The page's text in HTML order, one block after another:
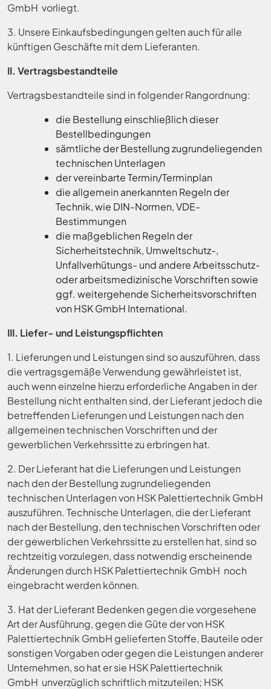
GmbH vorliegt.
3. Unsere Einkaufsbedingungen gelten auch für alle
künftigen Geschäfte mit dem Lieferanten.
II. Vertragsbestandteile
Vertragsbestandteile sind in folgender Rangordnung:
die Bestellung einschließlich dieser
Bestellbedingungen
sämtliche der Bestellung zugrundeliegenden
technischen Unterlagen
der vereinbarte Termin/Terminplan
die allgemein anerkannten Regeln der
Technik, wie DIN-Normen, VDE-
Bestimmungen
die maßgeblichen Regeln der
Sicherheitstechnik, Umweltschutz-,
Unfallverhütungs- und andere Arbeitsschutz-
oder arbeitsmedizinische Vorschriften sowie
ggf. weitergehende Sicherheitsvorschriften
von HSK GmbH International.
III. Liefer- und Leistungspflichten
1. Lieferungen und Leistungen sind so auszuführen, dass
die vertragsgemäße Verwendung gewährleistet ist,
auch wenn einzelne hierzu erforderliche Angaben in der
Bestellung nicht enthalten sind, der Lieferant jedoch die
betreffenden Lieferungen und Leistungen nach den
allgemeinen technischen Vorschriften und der
gewerblichen Verkehrssitte zu erbringen hat.
2. Der Lieferant hat die Lieferungen und Leistungen
nach den der Bestellung zugrundeliegenden
technischen Unterlagen von HSK Palettiertechnik GmbH
auszuführen. Technische Unterlagen, die der Lieferant
nach der Bestellung, den technischen Vorschriften oder
der gewerblichen Verkehrssitte zu erstellen hat, sind so
rechtzeitig vorzulegen, dass notwendig erscheinende
Änderungen durch HSK Palettiertechnik GmbH noch
eingebracht werden können.
3. Hat der Lieferant Bedenken gegen die vorgesehene
Art der Ausführung, gegen die Güte der von HSK
Palettiertechnik GmbH gelieferten Stoffe, Bauteile oder
sonstigen Vorgaben oder gegen die Leistungen anderer
Unternehmen, so hat er sie HSK Palettiertechnik
GmbH unverzüglich schriftlich mitzuteilen; HSK